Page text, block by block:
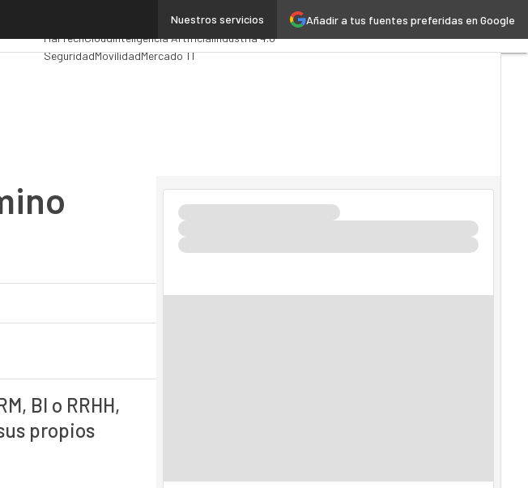
Añadir a tus fuentes preferidas en Google
Nuestros servicios
AnalyticsAdministración Pública
MarTechCloudInteligencia ArtificialIndustria 4.0
SeguridadMovilidadMercado TI
BI o RRHH,
propios